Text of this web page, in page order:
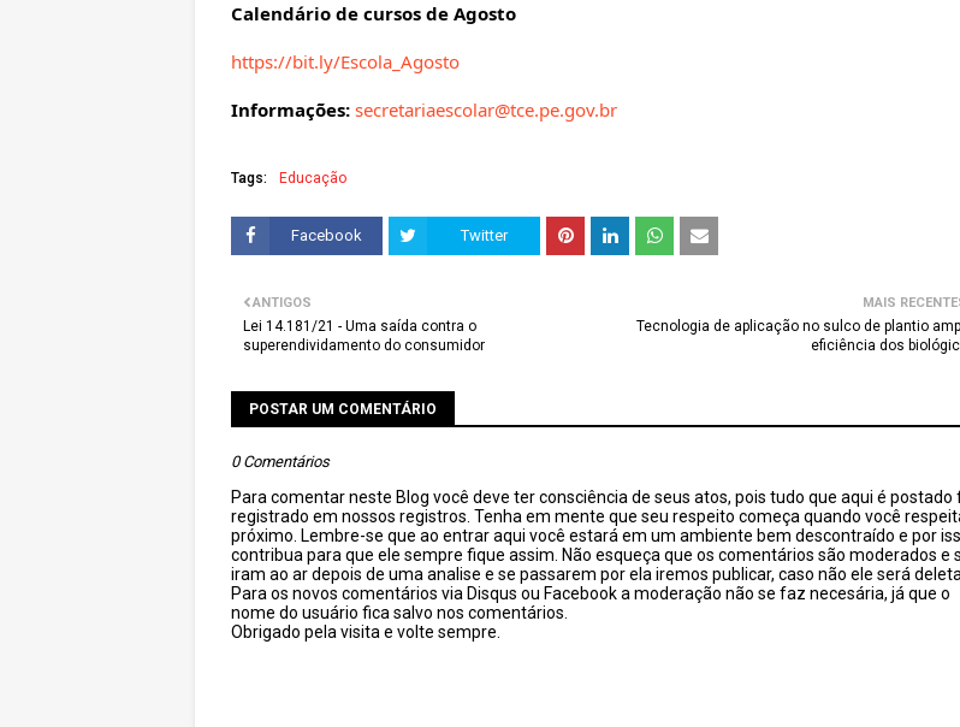
Calendário de cursos de Agosto
https://bit.ly/Escola_Agosto
Informações: secretariaescolar@tce.pe.gov.br
Tags: Educação
Facebook Twitter
MAIS
Tecnologia de aplicação no sulco de plantio
eficiência dos
ANTIGOS
Lei 14.181/21 - Uma saída contra o
superendividamento do consumidor
POSTAR UM COMENTÁRIO
0 Comentários
Para comentar neste Blog você deve ter consciência de seus atos, pois tudo que aqui é postado
registrado em nossos registros. Tenha em mente que seu respeito começa quando você
próximo. Lembre-se que ao entrar aqui você estará em um ambiente bem descontraído e por
contribua para que ele sempre fique assim. Não esqueça que os comentários são moderados e
iram ao ar depois de uma analise e se passarem por ela iremos publicar, caso não ele será
Para os novos comentários via Disqus ou Facebook a moderação não se faz necesária, já que o
nome do usuário fica salvo nos comentários.
Obrigado pela visita e volte sempre.